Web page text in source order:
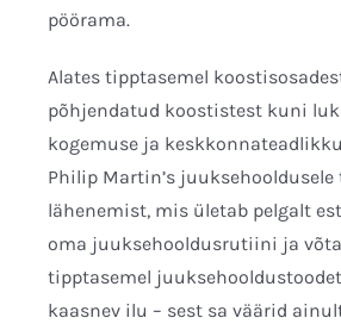
pöörama.
Alates tipptasemel
põhjendatud koostistest kuni
kogemuse ja
Philip Martin’s
lähenemist, mis ületab pelgalt
oma juuksehooldusrutiini ja
tipptasemel
kaasnev ilu – sest sa väärid